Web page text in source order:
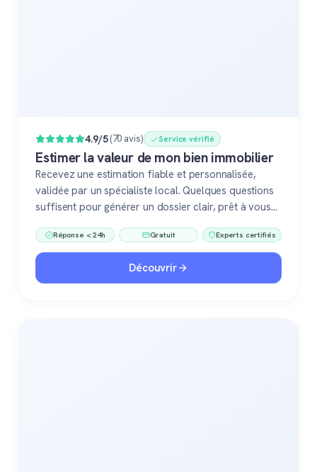
4.9/5(70 avis) Service vérifié
Estimer la valeur de mon bien immobilier
Recevez une estimation fiable et personnalisée,
validée par un spécialiste local. Quelques questions
suffisent pour générer un dossier clair, prêt à vous
immobilier. Gratuit, sans engagement, 100 %
confiance.
Réponse < 24h Gratuit Experts certifiés
Découvrir